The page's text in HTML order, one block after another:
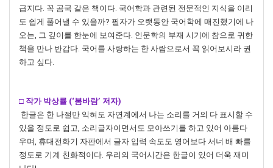
급지다. 꼭 곰국 같은 책이다. 국어학과 관련된 전문적인 지식을 이리
도 쉽게 풀어낼 수 있을까? 필자가 오랫동안 국어학에 매진했기에 나
오는, 그 깊이를 한눈에 보여준다. 인문학의 부재 시기에 참으로 귀한
책을 만나 반갑다. 국어를 사랑하는 한 사람으로서 꼭 읽어보시라 권
하고 싶다.
□ 작가 박상률 (‘봄바람’ 저자)
한글은 한 나절만 익혀도 자연계에서 나는 소리를 거의 다 표시할 수
있을 정도로 쉽고, 소리글자이면서도 모아쓰기를 하고 있어 아름다
우며, 휴대전화기 자판에서 글자 입력 속도도 영어보다 서너 배 빠를
정도로 기계 친화적이다. 우리의 국어시간은 한글이 있어 더욱 재미